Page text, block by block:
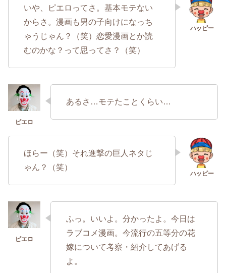
いや、ピエロってさ。基本モテない
からさ。漫画も男の子向けになっち
ゃうじゃん？（笑）恋愛漫画とか読
むのかな？って思ってさ？（笑）
あるさ…モテたことくらい…
ほらー（笑）それ進撃の巨人ネタじ
ゃん？（笑）
ふっ。いいよ。分かったよ。今日は
ラブコメ漫画。今流行の五等分の花
嫁について考察・紹介してあげる
よ。